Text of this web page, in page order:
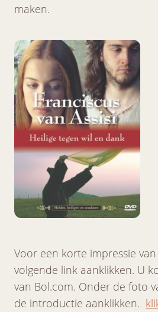
maken.
Voor een korte impressie
volgende link aanklikken. U
van Bol.com. Onder de foto
de introductie aanklikken.